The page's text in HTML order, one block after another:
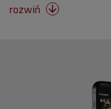
rozwiń 